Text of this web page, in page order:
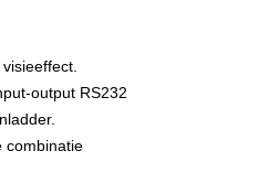
output RS232
combinatie